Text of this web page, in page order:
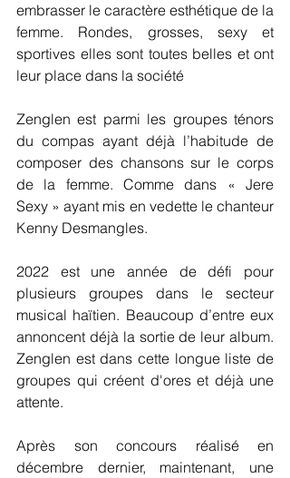
embrasser le caractère esthétique de la
femme. Rondes, grosses, sexy et
sportives elles sont toutes belles et ont
leur place dans la société
Zenglen est parmi les groupes ténors
du compas ayant déjà l’habitude de
composer des chansons sur le corps
de la femme. Comme dans « Jere
Sexy » ayant mis en vedette le chanteur
Kenny Desmangles.
2022 est une année de défi pour
plusieurs groupes dans le secteur
musical haïtien. Beaucoup d’entre eux
annoncent déjà la sortie de leur album.
Zenglen est dans cette longue liste de
groupes qui créent d'ores et déjà une
attente.
Après son concours réalisé en
décembre dernier, maintenant, une